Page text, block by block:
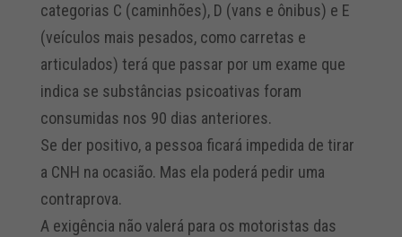
categorias C (caminhões), D (vans e ônibus) e E
(veículos mais pesados, como carretas e
articulados) terá que passar por um exame que
indica se substâncias psicoativas foram
consumidas nos 90 dias anteriores.
Se der positivo, a pessoa ficará impedida de tirar
a CNH na ocasião. Mas ela poderá pedir uma
contraprova.
A exigência não valerá para os motoristas das